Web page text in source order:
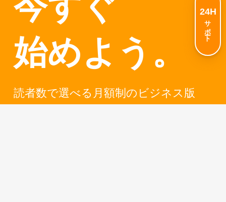
始めよう。
読者数で選べる月額制のビジネス版
24H
サポート